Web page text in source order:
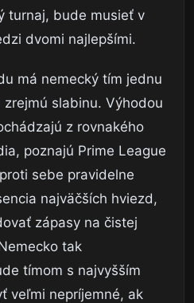
turnaj, bude musieť v
dvomi najlepšími.
má nemecký tím jednu
slabinu. Výhodou
z rovnakého
poznajú Prime League
sebe pravidelne
najväčších hviezd,
zápasy na čistej
tak
tímom s najvyšším
veľmi nepríjemné, ak